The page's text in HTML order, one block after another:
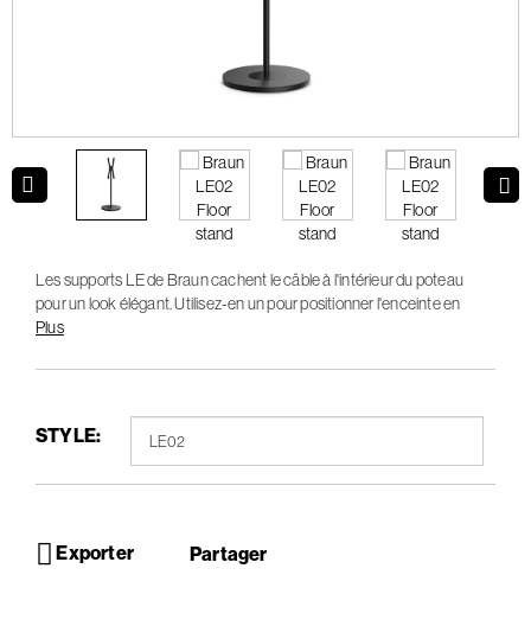
Les supports LE de Braun cachent le câble à l'intérieur du poteau
pour un look élégant. Utilisez-en un pour positionner l'enceinte en
mode paysage ou pour changer l'orientation en mode portrait pour le
Plus
STYLE:
Exporter Partager